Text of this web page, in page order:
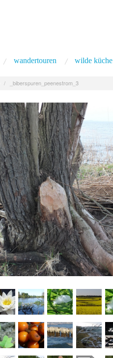
wandertouren wilde küche
/ _biberspuren_peenestrom_3